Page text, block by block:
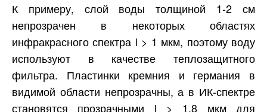
К примеру, слой воды толщиной 1-2 см
непрозрачен в некоторых областях
инфракрасного спектра l > 1 мкм, поэтому воду
используют в качестве теплозащитного
фильтра. Пластинки кремния и германия в
видимой области непрозрачны, а в ИК-спектре
становятся прозрачными l > 1,8 мкм для